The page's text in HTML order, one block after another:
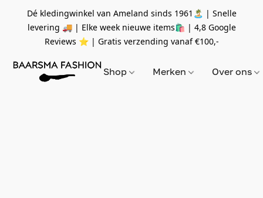
Dé kledingwinkel van Ameland sinds 1961🏝 | Snelle
levering 🚚 | Elke week nieuwe items🛍 | 4,8 Google
Reviews ⭐️ | Gratis verzending vanaf€100,-
Shop Merken Over ons